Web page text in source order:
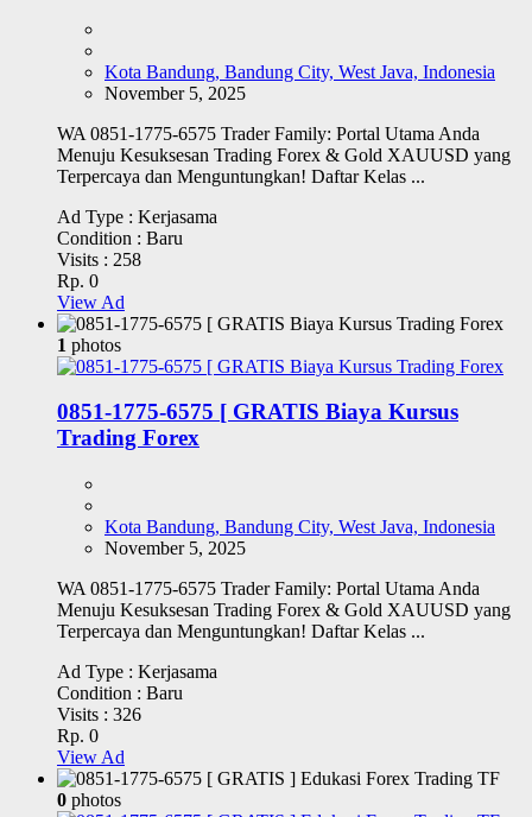
Kota Bandung, Bandung City, West Java, Indonesia
November 5, 2025
WA 0851-1775-6575 Trader Family: Portal Utama Anda
Menuju Kesuksesan Trading Forex & Gold XAUUSD yang
Terpercaya dan Menguntungkan! Daftar Kelas ...
Ad Type : Kerjasama
Condition : Baru
Visits : 258
Rp. 0
View Ad
1 photos
0851-1775-6575 [ GRATIS Biaya Kursus
Trading Forex
Kota Bandung, Bandung City, West Java, Indonesia
November 5, 2025
WA 0851-1775-6575 Trader Family: Portal Utama Anda
Menuju Kesuksesan Trading Forex & Gold XAUUSD yang
Terpercaya dan Menguntungkan! Daftar Kelas ...
Ad Type : Kerjasama
Condition : Baru
Visits : 326
Rp. 0
View Ad
0 photos